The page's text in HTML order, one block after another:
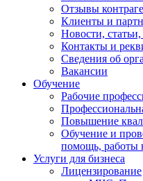
Отзывы
Клиенты и
Новости,
Контакты и
Сведения об
Вакансии
Обучение
Рабочие
Повышение
Обучение и
помощь, работы
Услуги для бизнеса
Лицензирование